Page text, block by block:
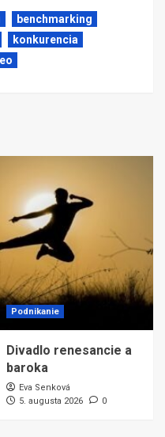
benchmarking
konkurencia
Podnikanie
Divadlo renesancie a
baroka
Eva Senková
5. augusta 2026
0